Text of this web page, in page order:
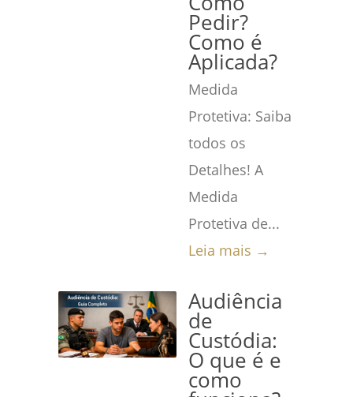
Pedir?
Como é
Aplicada?
Medida
Protetiva: Saiba
todos os
Detalhes! A
Medida
Protetiva de...
Leia mais →
Audiência
de
Custódia:
O que é e
como